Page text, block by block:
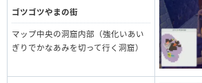
ゴツゴツやまの街
マップ中央の洞窟内部（強化いあい
ぎりでかなあみを切って行く洞窟）